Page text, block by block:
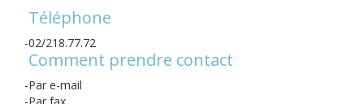
Téléphone
02/218.77.72
Comment prendre contact
Par e-mail
Par fax